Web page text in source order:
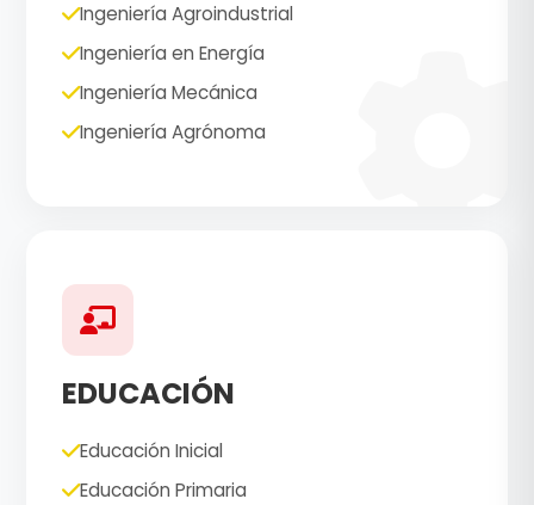
Ingeniería Agroindustrial
Ingeniería en Energía
Ingeniería Mecánica
Ingeniería Agrónoma
EDUCACIÓN
Educación Inicial
Educación Primaria